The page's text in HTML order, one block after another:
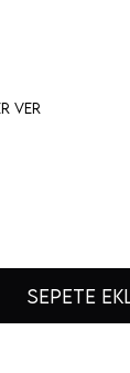
VER